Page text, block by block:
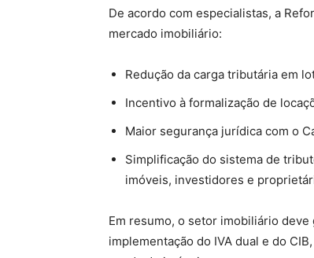
De acordo com especialistas, a
mercado imobiliário:
Redução da carga tributária em
Incentivo à formalização de
Maior segurança jurídica com o
Simplificação do sistema de
imóveis, investidores e
Em resumo, o setor imobiliário
implementação do IVA dual e do